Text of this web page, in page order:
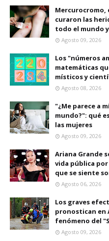
Mercurocromo,
curaron las
todo el mundo
Agosto 09, 2026
Los "números
matemáticas
místicos y
Agosto 08, 2026
"¿Me parece a
mundo?": qué
las mujeres
Agosto 09, 2026
Ariana Grande
vida pública
que se siente
Agosto 06, 2026
Los graves
pronostican en
fenómeno del
Agosto 09, 2026